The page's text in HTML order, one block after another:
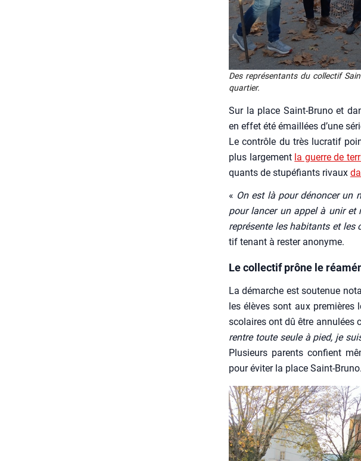
Des repré­sen­tants du col­lec­tif
quar­tier.
Sur la place Saint-Bru­no et
en effet été émaillées d’une
Le contrôle du très lucra­tif
plus lar­ge­ment la guerre de
quants de stu­pé­fiants rivaux
« On est là pour dénon­cer un
pour lan­cer un appel à unir et
repré­sente les habi­tants et les
tif tenant à res­ter ano­nyme.
Le collectif prône le
La démarche est sou­te­nue
les élèves sont aux pre­mières
sco­laires ont dû être annu­lées
rentre toute seule à pied, je
Plu­sieurs parents confient
pour évi­ter la place Saint-Bru­no.